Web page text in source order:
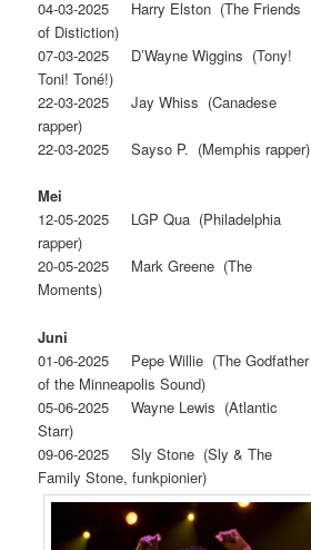
04-03-2025 Harry Elston (The Friends
of Distiction)
07‐03‐2025 D’Wayne Wiggins (Tony!
Toni! Toné!)
22-03-2025 Jay Whiss (Canadese
rapper)
22-03-2025 Sayso P. (Memphis rapper)
Mei
12-05-2025 LGP Qua (Philadelphia
rapper)
20-05-2025 Mark Greene (The
Moments)
Juni
01-06-2025 Pepe Willie (The Godfather
of the Minneapolis Sound)
05-06-2025 Wayne Lewis (Atlantic
Starr)
09‐06‐2025 Sly Stone (Sly & The
Family Stone, funkpionier)